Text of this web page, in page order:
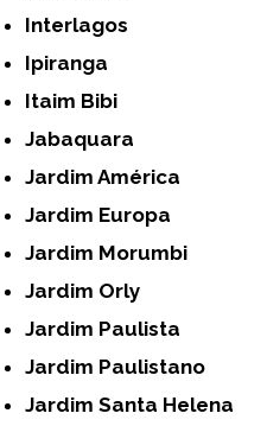
Interlagos
Ipiranga
Itaim Bibi
Jabaquara
Jardim América
Jardim Europa
Jardim Morumbi
Jardim Orly
Jardim Paulista
Jardim Paulistano
Jardim Santa Helena